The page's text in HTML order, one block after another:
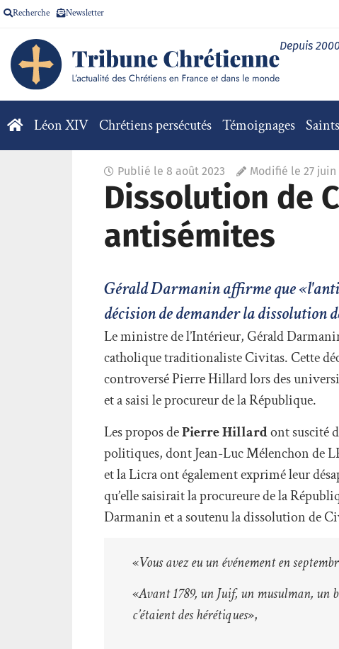
Recherche Newsletter
Depuis
Léon XIV Chrétiens persécutés Témoignages
Publié le 8 août 2023 Modifié le 27 juin
Dissolution de
antisémites
Gérald Darmanin affirme que
décision de demander la dissolution
Le ministre de l’Intérieur, Gérald
catholique traditionaliste Civitas. Cette
controversé Pierre Hillard lors des
et a saisi le procureur de la République.
Les propos dePierre Hillardont suscité
politiques, dont Jean-Luc Mélenchon de
et la Licra ont également exprimé leur
qu’elle saisirait la procureure de la
Darmanin et a soutenu la dissolution de
«Vous avez eu un événement en
«Avant 1789, un Juif, un musulman, un
c’étaient des hérétiques»,